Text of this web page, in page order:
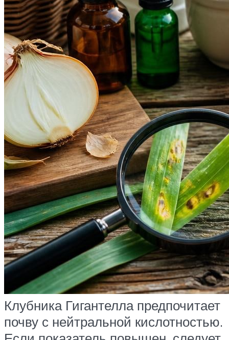
Клубника Гигантелла предпочитает
почву с нейтральной кислотностью.